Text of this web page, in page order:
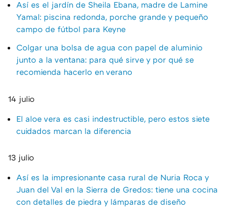
Así es el jardín de Sheila Ebana, madre de Lamine
Yamal: piscina redonda, porche grande y pequeño
campo de fútbol para Keyne
Colgar una bolsa de agua con papel de aluminio
junto a la ventana: para qué sirve y por qué se
recomienda hacerlo en verano
14 julio
El aloe vera es casi indestructible, pero estos siete
cuidados marcan la diferencia
13 julio
Así es la impresionante casa rural de Nuria Roca y
Juan del Val en la Sierra de Gredos: tiene una cocina
con detalles de piedra y lámparas de diseño